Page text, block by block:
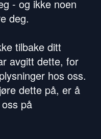
- og ikke noen
deg.
tilbake ditt
avgitt dette, for
hos oss.
dette på, er å
på